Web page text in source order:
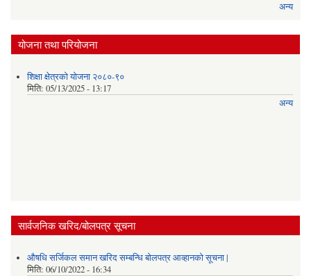
अन्य
योजना तथा परियोजना
शिक्षा क्षेत्रको योजना २०८०-९०
मिति: 05/13/2025 - 13:17
अन्य
सार्वजनिक खरिद/बोलपत्र सूचना
औषधि सर्जिकल समान खरिद सम्बन्धि बोलपत्र आव्हानको सूचना |
मिति: 06/10/2022 - 16:34